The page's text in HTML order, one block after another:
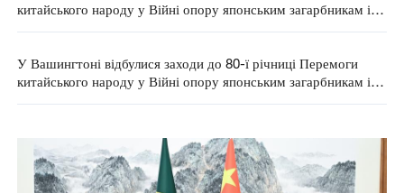
китайського народу у Війні опору японським загарбникам і
У Вашингтоні відбулися заходи до 80-ї річниці Перемоги
китайського народу у Війні опору японським загарбникам і